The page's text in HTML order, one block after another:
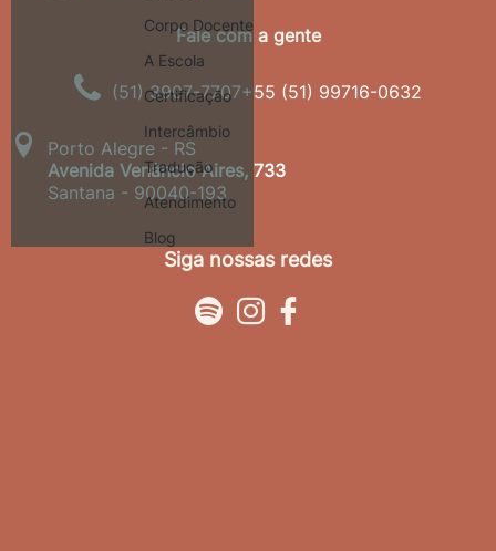
Corpo Docente
A Escola
Certificação
Intercâmbio
Tradução
Atendimento
Blog
(51) 3907-7707+55 (51) 99716-0632
Porto Alegre - RS
Avenida Venâncio Aires, 733
Santana - 90040-193
Siga nossas redes
  